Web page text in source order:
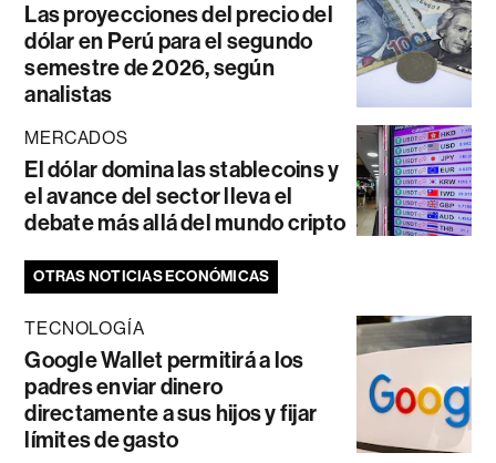
Las proyecciones del precio del
dólar en Perú para el segundo
semestre de 2026, según
analistas
MERCADOS
El dólar domina las stablecoins y
el avance del sector lleva el
debate más allá del mundo cripto
OTRAS NOTICIAS ECONÓMICAS
TECNOLOGÍA
Google Wallet permitirá a los
padres enviar dinero
directamente a sus hijos y fijar
límites de gasto